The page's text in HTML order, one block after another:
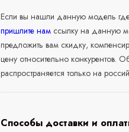
Если вы нашли данную модель
пришлите нам ссылку на данную
предложить вам скидку,
цену относительно конкурентов.
распространяется только на
Способы доставки и